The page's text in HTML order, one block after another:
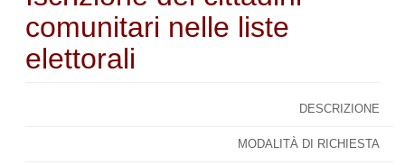
comunitari nelle liste
elettorali
DESCRIZIONE
MODALITÀ DI RICHIESTA